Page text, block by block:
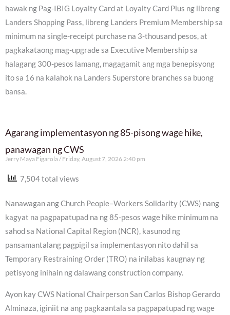
hawak ng Pag-IBIG Loyalty Card at Loyalty Card Plus ng libreng
Landers Shopping Pass, libreng Landers Premium Membership sa
minimum na single-receipt purchase na 3-thousand pesos, at
pagkakataong mag-upgrade sa Executive Membership sa
halagang 300-pesos lamang, magagamit ang mga benepisyong
ito sa 16 na kalahok na Landers Superstore branches sa buong
bansa.
Agarang implementasyon ng 85-pisong wage hike,
panawagan ng CWS
Jerry Maya Figarola Friday, August 7, 2026 2:40 pm
7,504 total views
Nanawagan ang Church People–Workers Solidarity (CWS) nang
kagyat na pagpapatupad na ng 85-pesos wage hike minimum na
sahod sa National Capital Region (NCR), kasunod ng
pansamantalang pagpigil sa implementasyon nito dahil sa
Temporary Restraining Order (TRO) na inilabas kaugnay ng
petisyong inihain ng dalawang construction company.
Ayon kay CWS National Chairperson San Carlos Bishop Gerardo
Alminaza, iginiit na ang pagkaantala sa pagpapatupad ng wage